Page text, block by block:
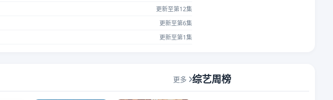
更新至第12集
更新至第6集
更新至第1集
更多 综艺周榜